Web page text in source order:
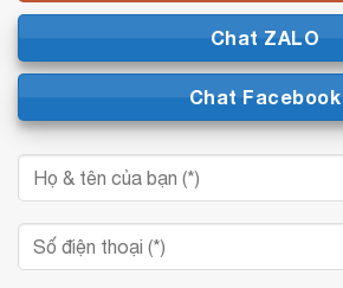
Chat ZALO
Chat Facebook